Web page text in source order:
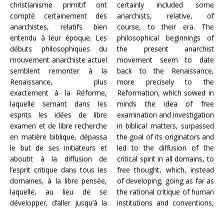
christianisme primitif ont
compté certainement des
anarchistes, relatifs bien
entendu à leur époque. Les
débuts philosophiques du
mouvement anarchiste actuel
semblent remonter à la
Renaissance, plus
exactement à la Réforme,
laquelle semant dans les
esprits les idées de libre
examen et de libre recherche
en matière biblique, dépassa
le but de ses initiateurs et
aboutit à la diffusion de
l’esprit critique dans tous les
domaines, à la libre pensée,
laquelle, au lieu de se
développer, d’aller jusqu’à la
certainly included some
anarchists, relative, of
course, to their era. The
philosophical beginnings of
the present anarchist
movement seem to date
back to the Renaissance,
more precisely to the
Reformation, which sowed in
minds the idea of free
examination and investigation
in biblical matters, surpassed
the goal of its originators and
led to the diffusion of the
critical spirit in all domains, to
free thought, which, instead
of developing, going as far as
the rational critique of human
institutions and conventions,